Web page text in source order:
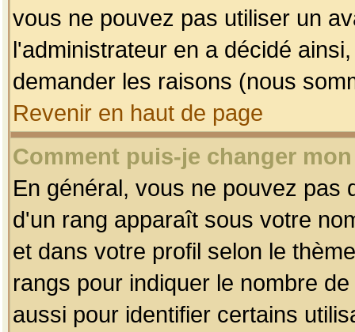
vous ne pouvez pas utiliser un
l'administrateur en a décidé
demander les raisons (nous
Revenir en haut de page
Comment puis-je changer
En général, vous ne pouvez pas
d'un rang apparaît sous votre
et dans votre profil selon le
rangs pour indiquer le nombre
aussi pour identifier certains